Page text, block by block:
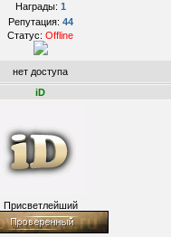
Награды: 1
Репутация: 44
Статус: Offline
нет доступа
iD
Присветлейший